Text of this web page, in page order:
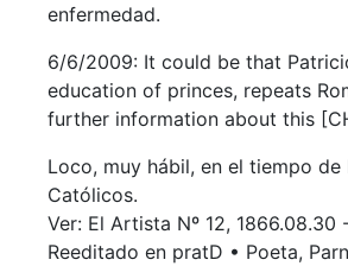
enfermedad.
6/6/2009: It could be that
education of princes, repeats
further information about this
Loco, muy hábil, en el tiempo de
Católicos.
Ver: El Artista Nº 12, 1866.08.30
Reeditado en pratD • Poeta,